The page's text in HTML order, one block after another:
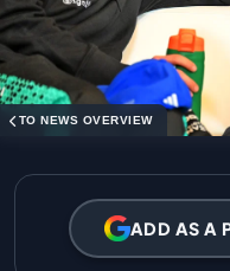
TO NEWS OVERVIEW
ADD AS A